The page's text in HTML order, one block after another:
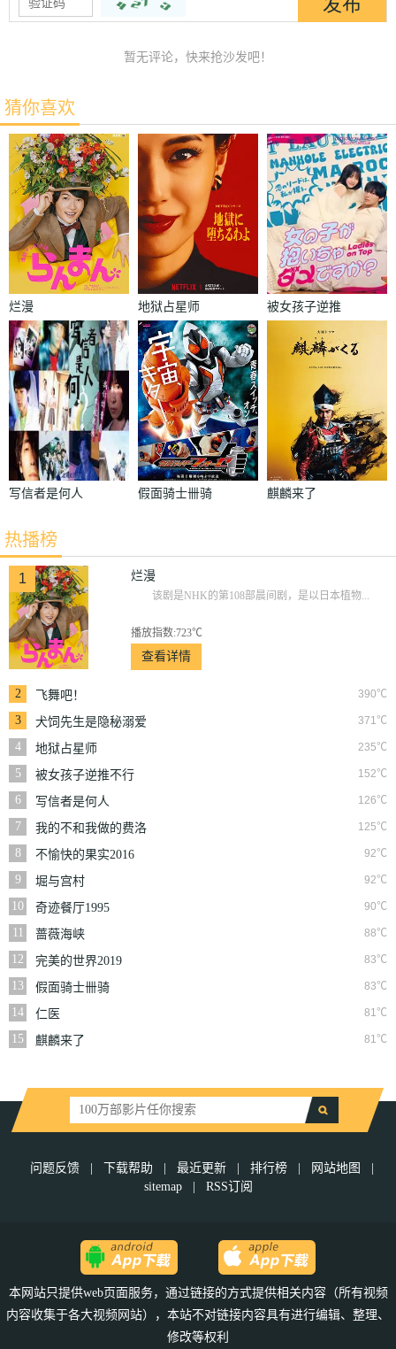
暂无评论，快来抢沙发吧！
猜你喜欢
烂漫 地狱占星师
被女孩子逆推
写信者是何人 假面骑士卌骑 麒麟来了
热播榜
1 烂漫
该剧是NHK的第108部晨间剧，是以日本植物...
播放指数:723℃
查看详情
2 390℃
飞舞吧！
3
371℃
犬饲先生是隐秘溺爱
上司
4 235℃
地狱占星师
5
152℃
被女孩子逆推不行
吗？
6 126℃
写信者是何人
7
125℃
我的不和我做的费洛
蒙男友
8 92℃
不愉快的果实2016
9
92℃
堀与宫村
10
90℃
奇迹餐厅1995
11
88℃
蔷薇海峡
12
83℃
完美的世界2019
13
83℃
假面骑士卌骑
14
81℃
仁医
15
81℃
麒麟来了
问题反馈 下载帮助 最近更新 排行榜 网站地图
sitemap
RSS订阅
本网站只提供web页面服务，通过链接的方式提供相关内容（所有视频
内容收集于各大视频网站），本站不对链接内容具有进行编辑、整理、
修改等权利